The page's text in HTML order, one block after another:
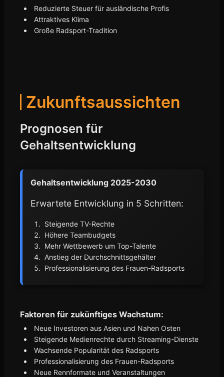
Reduzierte Steuer für ausländische Profis
Attraktives Klima
Große Radsport-Tradition
Zukunftsaussichten
Prognosen für
Gehaltsentwicklung
Gehaltsentwicklung 2025-2030
Erwartete Entwicklung in 5 Schritten:
Steigende TV-Rechte
Höhere Teambudgets
Mehr Wettbewerb um Top-Talente
Anstieg der Durchschnittsgehälter
Professionalisierung des Frauen-Radsports
Faktoren für zukünftiges Wachstum:
Neue Investoren aus Asien und Nahen Osten
Steigende Medienrechte durch Streaming-Dienste
Wachsende Popularität des Radsports
Professionalisierung des Frauen-Radsports
Neue Rennformate und Veranstaltungen